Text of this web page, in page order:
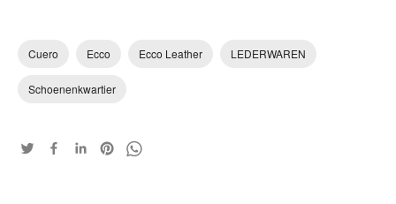
Cuero Ecco Ecco Leather LEDERWAREN
Schoenenkwartier